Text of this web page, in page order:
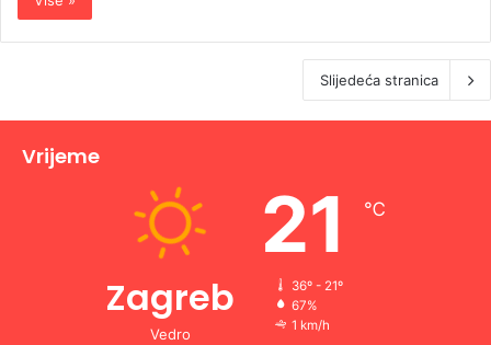
Slijedeća stranica
Vrijeme
Zagreb
Vedro
21 ℃
36º - 21º
67%
1 km/h